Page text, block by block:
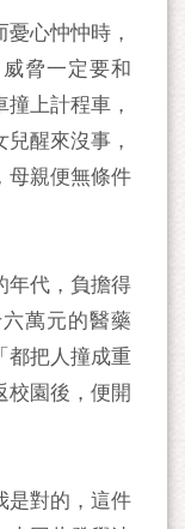
心忡忡時，
脅一定要和
上計程車，
醒來沒事，
母親便無條件
年代，負擔得
萬元的醫藥
都把人撞成重
校園後，便開
是對的，這件